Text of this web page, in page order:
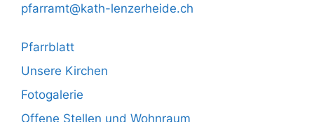
pfarramt@kath-lenzerheide.ch
Pfarrblatt
Unsere Kirchen
Fotogalerie
Offene Stellen und Wohnraum